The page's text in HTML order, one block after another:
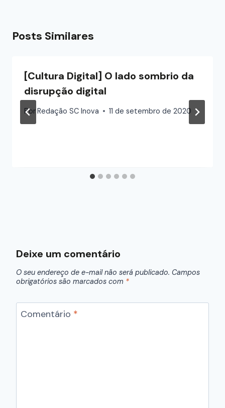
Posts Similares
[Cultura Digital] O lado sombrio da
disrupção digital
PorRedação SC Inova 11 de setembro de 2020
Deixe um comentário
O seu endereço de e-mail não será publicado. Campos
obrigatórios são marcados com *
Comentário *